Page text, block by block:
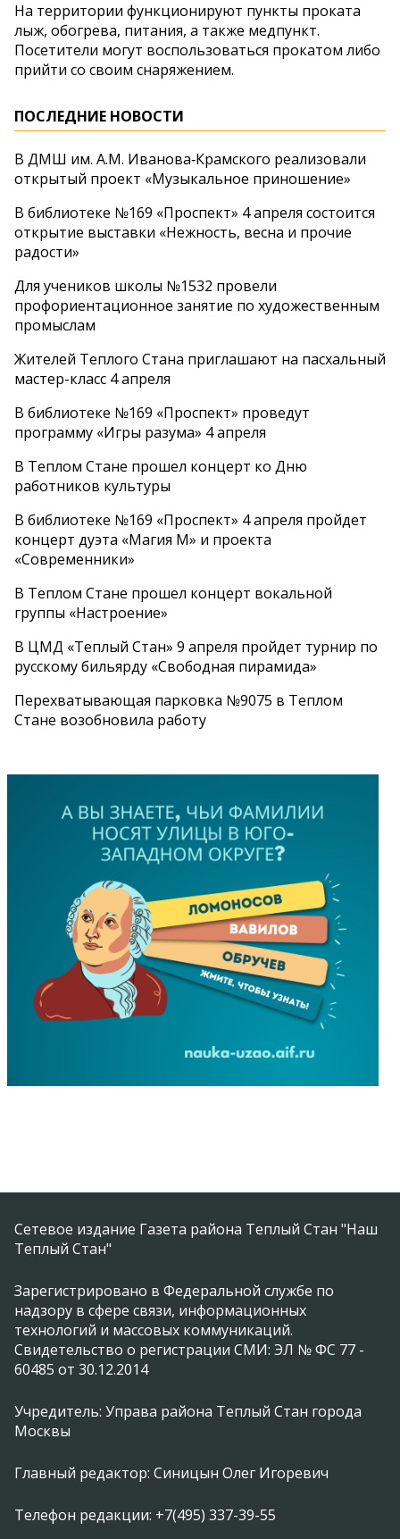
На территории функционируют пункты проката
лыж, обогрева, питания, а также медпункт.
Посетители могут воспользоваться прокатом либо
прийти со своим снаряжением.
ПОСЛЕДНИЕ НОВОСТИ
В ДМШ им. А.М. Иванова‑Крамского реализовали
открытый проект «Музыкальное приношение»
В библиотеке №169 «Проспект» 4 апреля состоится
открытие выставки «Нежность, весна и прочие
радости»
Для учеников школы №1532 провели
профориентационное занятие по художественным
промыслам
Жителей Теплого Стана приглашают на пасхальный
мастер-класс 4 апреля
В библиотеке №169 «Проспект» проведут
программу «Игры разума» 4 апреля
В Теплом Стане прошел концерт ко Дню
работников культуры
В библиотеке №169 «Проспект» 4 апреля пройдет
концерт дуэта «Магия М» и проекта
«Современники»
В Теплом Стане прошел концерт вокальной
группы «Настроение»
В ЦМД «Теплый Стан» 9 апреля пройдет турнир по
русскому бильярду «Свободная пирамида»
Перехватывающая парковка №9075 в Теплом
Стане возобновила работу
Сетевое издание Газета района Теплый Стан "Наш
Теплый Стан"
Зарегистрировано в Федеральной службе по
надзору в сфере связи, информационных
технологий и массовых коммуникаций.
Свидетельство о регистрации СМИ: ЭЛ № ФС 77 -
60485 от 30.12.2014
Учредитель: Управа района Теплый Стан города
Москвы
Главный редактор: Синицын Олег Игоревич
Телефон редакции: +7(495) 337-39-55